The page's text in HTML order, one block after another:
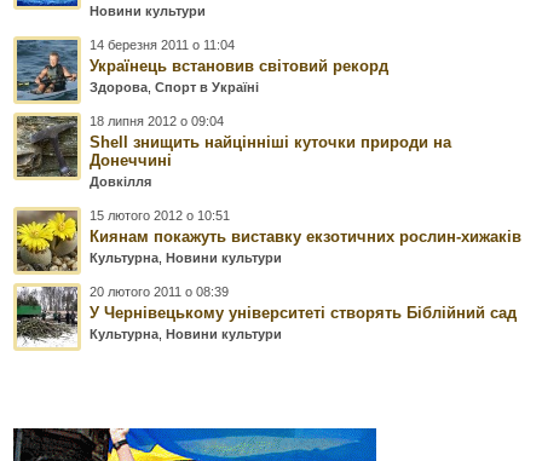
Новини культури
14 березня 2011 о 11:04
Українець встановив світовий рекорд
Здорова ,Спорт в Україні
18 липня 2012 о 09:04
Shell знищить найцінніші куточки природи на
Донеччині
Довкілля
15 лютого 2012 о 10:51
Киянам покажуть виставку екзотичних рослин-хижаків
Культурна ,Новини культури
20 лютого 2011 о 08:39
У Чернівецькому університеті створять Біблійний сад
Культурна ,Новини культури